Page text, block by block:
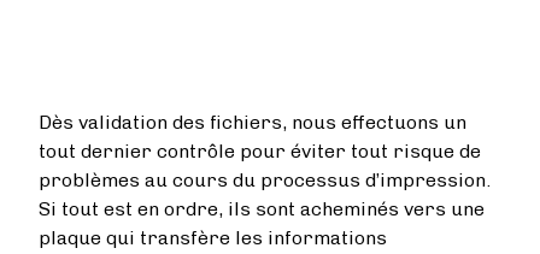
Dès validation des fichiers, nous effectuons un
tout dernier contrôle pour éviter tout risque de
problèmes au cours du processus d’impression.
Si tout est en ordre, ils sont acheminés vers une
plaque qui transfère les informations